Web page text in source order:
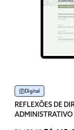
Digital
REFLEXÕES DE
ADMINISTRATIVO